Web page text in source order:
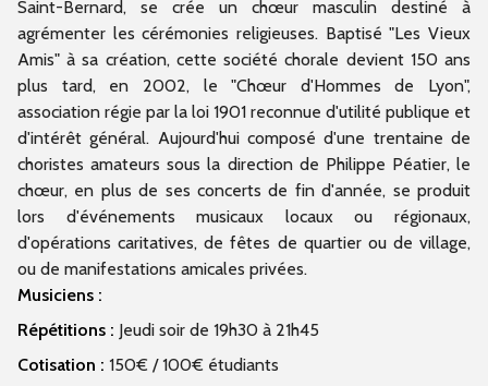
Saint-Bernard, se crée un chœur masculin destiné à
agrémenter les cérémonies religieuses. Baptisé "Les Vieux
Amis" à sa création, cette société chorale devient 150 ans
plus tard, en 2002, le "Chœur d'Hommes de Lyon",
association régie par la loi 1901 reconnue d'utilité publique et
d'intérêt général. Aujourd'hui composé d'une trentaine de
choristes amateurs sous la direction de Philippe Péatier, le
chœur, en plus de ses concerts de fin d'année, se produit
lors d'événements musicaux locaux ou régionaux,
d'opérations caritatives, de fêtes de quartier ou de village,
ou de manifestations amicales privées.
Musiciens :
Répétitions : Jeudi soir de 19h30 à 21h45
Cotisation : 150€ / 100€ étudiants